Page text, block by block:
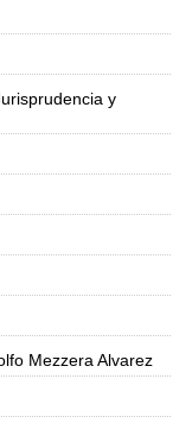
y
Mezzera Alvarez